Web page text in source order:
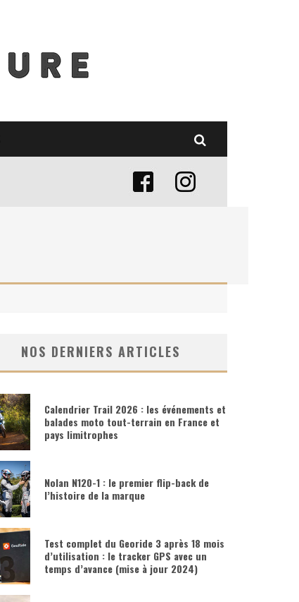
NOS DERNIERS ARTICLES
Calendrier Trail 2026 : les événements et
balades moto tout-terrain en France et
pays limitrophes
Nolan N120-1 : le premier flip-back de
l’histoire de la marque
Test complet du Georide 3 après 18 mois
d’utilisation : le tracker GPS avec un
temps d’avance (mise à jour 2024)